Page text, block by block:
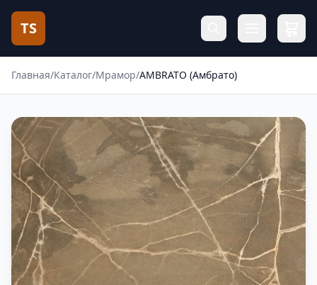
TS
Главная/Каталог/Мрамор/AMBRATO (Амбрато)